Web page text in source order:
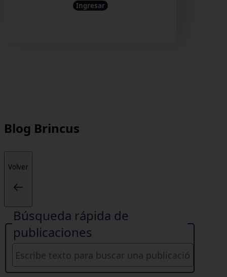
Ingresar
Blog Brincus
Volver
Búsqueda rápida de
publicaciones